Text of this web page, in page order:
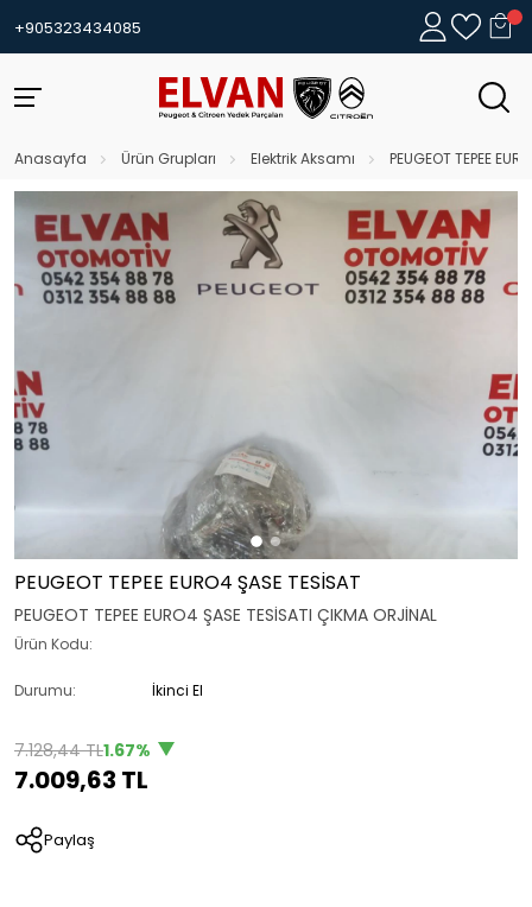
+905323434085
Anasayfa Ürün Grupları Elektrik Aksamı PEUGEOT TEPEE
PEUGEOT TEPEE EURO4 ŞASE TESİSAT
PEUGEOT TEPEE EURO4 ŞASE TESİSATI ÇIKMA ORJİNAL
Ürün Kodu:
Durumu: İkinci El
7.128,44 TL1.67%
7.009,63 TL
Paylaş